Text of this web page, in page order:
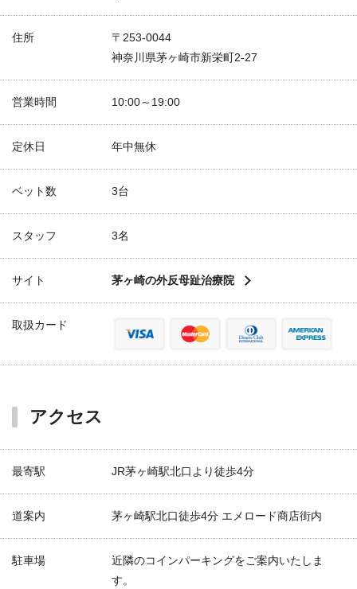
住所
〒253-0044
神奈川県茅ヶ崎市新栄町2-27
営業時間 10:00～19:00
定休日 年中無休
ベット数 3台
スタッフ 3名
サイト 茅ヶ崎の外反母趾治療院
取扱カード
アクセス
最寄駅 JR茅ヶ崎駅北口より徒歩4分
道案内 茅ヶ崎駅北口徒歩4分 エメロード商店街内
駐車場
近隣のコインパーキングをご案内いたしま
す。